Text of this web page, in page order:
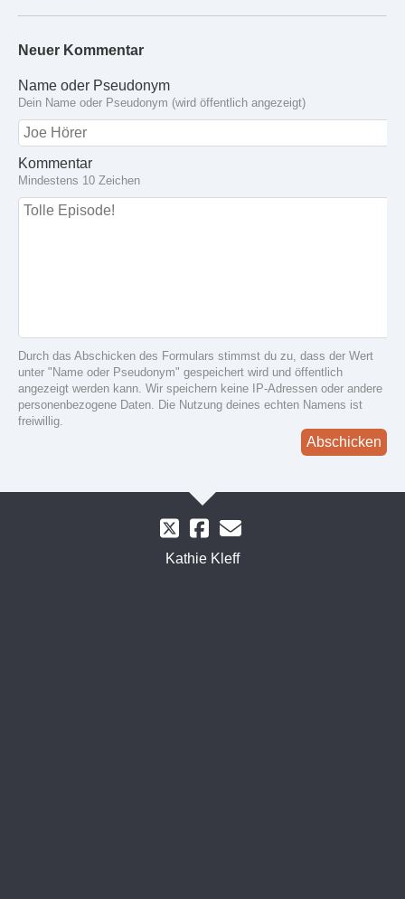
Neuer Kommentar
Name oder Pseudonym
Dein Name oder Pseudonym (wird öffentlich angezeigt)
Kommentar
Mindestens 10 Zeichen
Durch das Abschicken des Formulars stimmst du zu, dass der Wert
unter "Name oder Pseudonym" gespeichert wird und öffentlich
angezeigt werden kann. Wir speichern keine IP-Adressen oder andere
personenbezogene Daten. Die Nutzung deines echten Namens ist
freiwillig.
Abschicken
Kathie Kleff